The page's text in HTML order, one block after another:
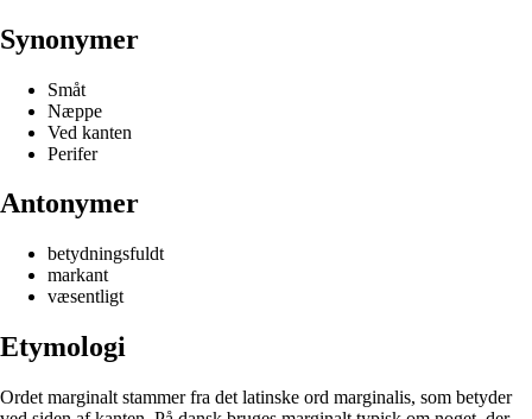
Synonymer
Småt
Næppe
Ved kanten
Perifer
Antonymer
betydningsfuldt
markant
væsentligt
Etymologi
Ordet marginalt stammer fra det latinske ord marginalis, som betyder